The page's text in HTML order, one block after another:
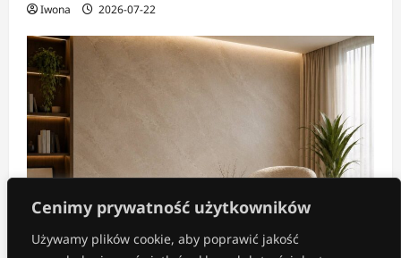
Cenimy prywatność użytkowników
Używamy plików cookie, aby poprawić jakość
Iwona 2026-07-22
Aranżacja wnętrz